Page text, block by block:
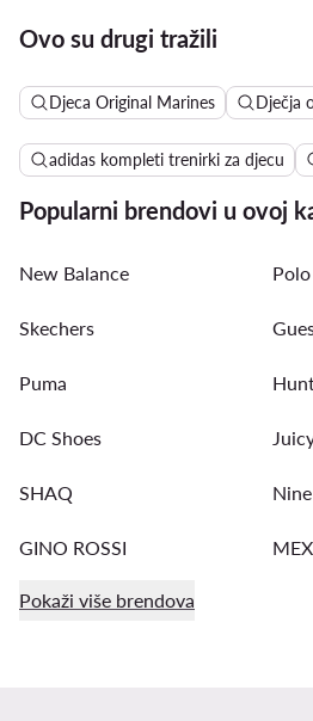
Ovo su drugi tražili
Djeca Original Marines Dječja
adidas kompleti trenirki za djecu
Popularni brendovi u ovoj
New Balance
Skechers
Puma
DC Shoes
SHAQ
GINO ROSSI
Pokaži više brendova